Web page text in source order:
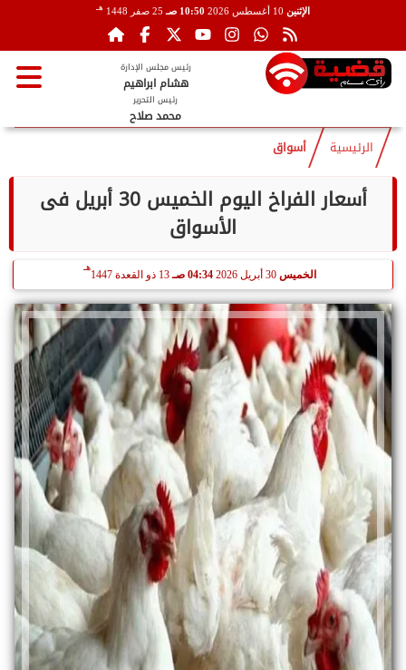
الإثنين 10:50 صـ 25 صفر 1448 هـ
رئيس مجلس الإدارة
هشام ابراهيم
رئيس التحرير
محمد صلاح
الرئيسية أسواق
أسعار الفراخ اليوم الخميس 30 أبريل فى
الأسواق
الخميس 30 أبريل 2026 04:34 صـ 13 ذو القعدة 1447
هـ